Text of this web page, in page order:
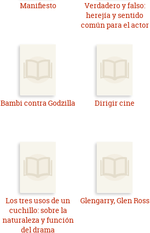
Manifiesto
Verdadero y falso:
herejía y sentido
común para el actor
Bambi contra Godzilla Dirigir cine
Los tres usos de un
cuchillo: sobre la
naturaleza y función
del drama
Glengarry, Glen Ross